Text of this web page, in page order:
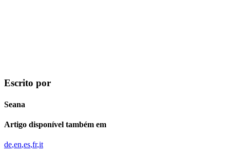
Escrito por
Seana
Artigo disponível também em
de en es fr it